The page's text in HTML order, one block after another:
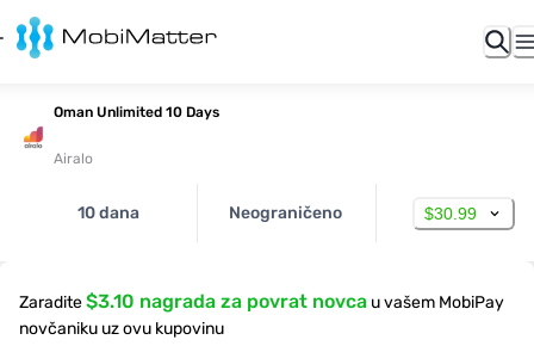
Oman Unlimited 10 Days
Airalo
10 dana Neograničeno $30.99
Zaradite$3.10 nagrada za povrat novca u vašem MobiPay
novčaniku uz ovu kupovinu